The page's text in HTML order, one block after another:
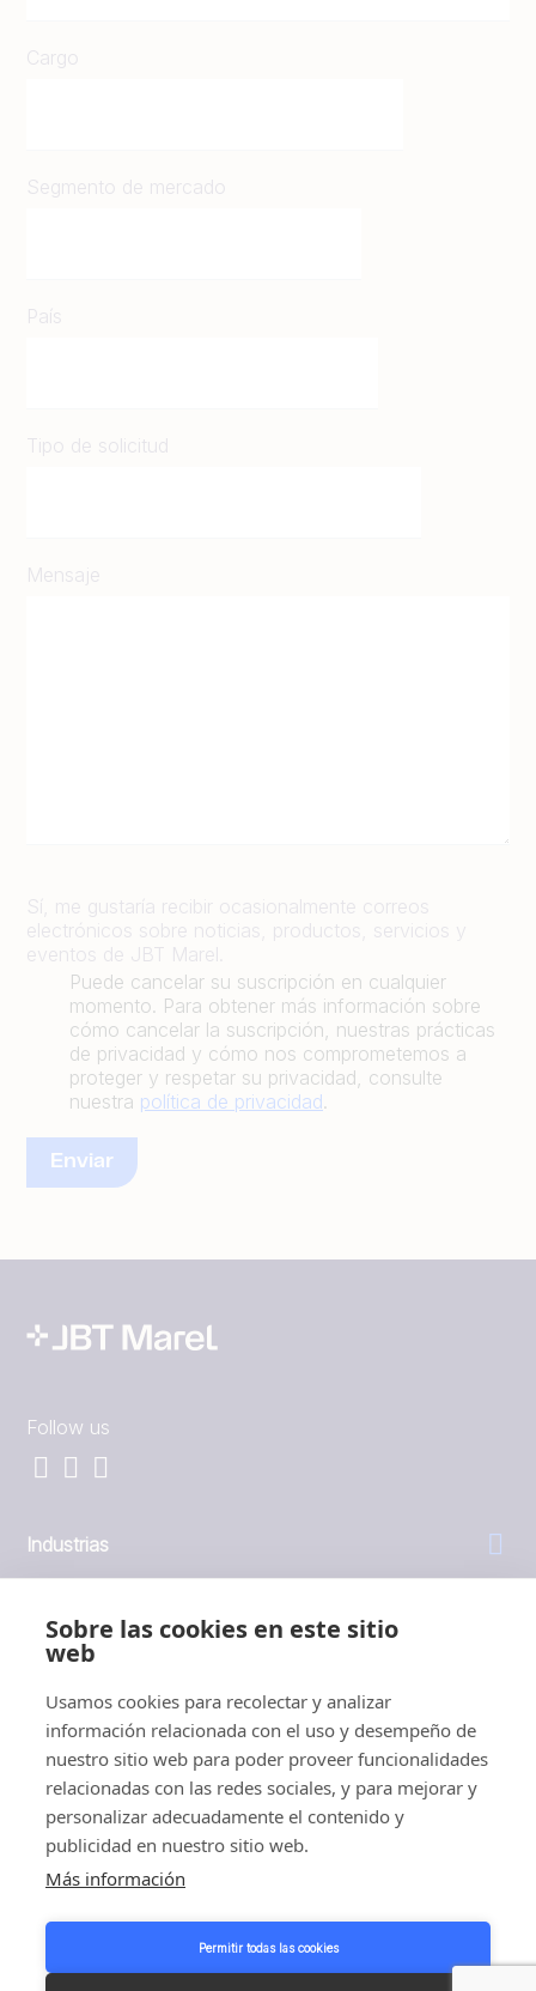
Sobre las cookies en este sitio
web
Usamos cookies para recolectar y analizar
información relacionada con el uso y desempeño de
nuestro sitio web para poder proveer funcionalidades
relacionadas con las redes sociales, y para mejorar y
personalizar adecuadamente el contenido y
publicidad en nuestro sitio web.
Más información
Permitir todas las cookies
Cargo
Segmento de mercado
País
Tipo de solicitud
Mensaje
Sí, me gustaría recibir ocasionalmente correos
electrónicos sobre noticias, productos, servicios y
eventos de JBT Marel.
Puede cancelar su suscripción en cualquier
momento. Para obtener más información sobre
cómo cancelar la suscripción, nuestras prácticas
de privacidad y cómo nos comprometemos a
proteger y respetar su privacidad, consulte
nuestra política de privacidad.
Follow us
Industrias
Inversores
1999 - 2026 © JBT Marel
Política de privacidad y cookies